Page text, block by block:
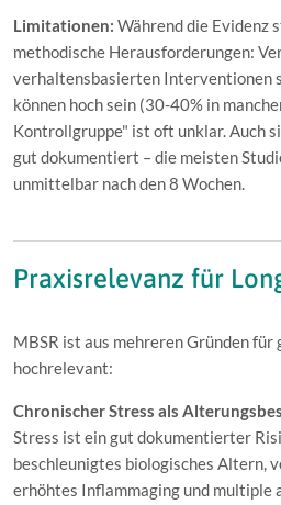
Limitationen: Während die Evidenz
methodische Herausforderungen:
verhaltensbasierten Interventionen
können hoch sein (30-40% in
Kontrollgruppe" ist oft unklar. Auch
gut dokumentiert – die meisten
unmittelbar nach den 8 Wochen.
Praxisrelevanz für
MBSR ist aus mehreren Gründen für
hochrelevant:
Chronischer Stress als
Stress ist ein gut dokumentierter
beschleunigtes biologisches Altern,
erhöhtes Inflammaging und multiple